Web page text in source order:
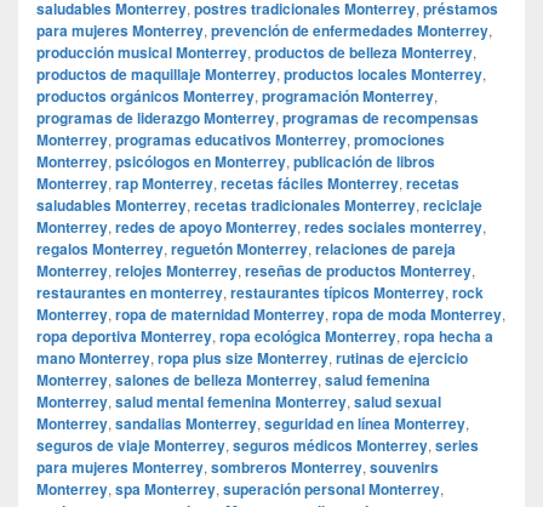
saludables Monterrey, postres tradicionales Monterrey, préstamos
para mujeres Monterrey, prevención de enfermedades Monterrey,
producción musical Monterrey, productos de belleza Monterrey,
productos de maquillaje Monterrey, productos locales Monterrey,
productos orgánicos Monterrey, programación Monterrey,
programas de liderazgo Monterrey, programas de recompensas
Monterrey, programas educativos Monterrey, promociones
Monterrey, psicólogos en Monterrey, publicación de libros
Monterrey, rap Monterrey, recetas fáciles Monterrey, recetas
saludables Monterrey, recetas tradicionales Monterrey, reciclaje
Monterrey, redes de apoyo Monterrey, redes sociales monterrey,
regalos Monterrey, reguetón Monterrey, relaciones de pareja
Monterrey, relojes Monterrey, reseñas de productos Monterrey,
restaurantes en monterrey, restaurantes típicos Monterrey, rock
Monterrey, ropa de maternidad Monterrey, ropa de moda Monterrey,
ropa deportiva Monterrey, ropa ecológica Monterrey, ropa hecha a
mano Monterrey, ropa plus size Monterrey, rutinas de ejercicio
Monterrey, salones de belleza Monterrey, salud femenina
Monterrey, salud mental femenina Monterrey, salud sexual
Monterrey, sandalias Monterrey, seguridad en línea Monterrey,
seguros de viaje Monterrey, seguros médicos Monterrey, series
para mujeres Monterrey, sombreros Monterrey, souvenirs
Monterrey, spa Monterrey, superación personal Monterrey,